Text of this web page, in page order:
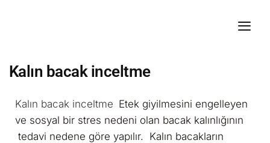
Kalın bacak inceltme
Kalın bacak inceltme Etek giyilmesini engelleyen
ve sosyal bir stres nedeni olan bacak kalınlığının
tedavi nedene göre yapılır. Kalın bacakların